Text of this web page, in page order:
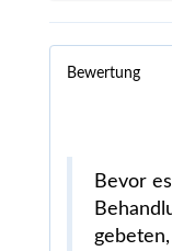
Bewertung
Bevor